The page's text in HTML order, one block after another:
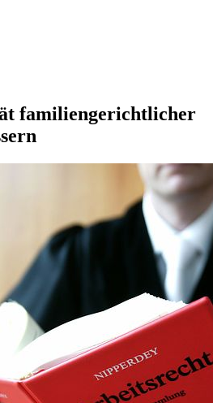
familien­gerichtlicher